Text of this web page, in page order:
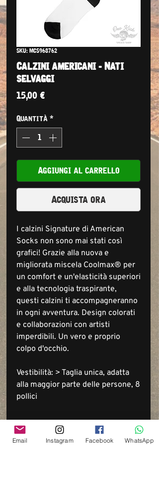
SKU: MCS968762
Calzini americani - Nati
selvaggi
15,00 €Prezzo
Quantità *
Aggiungi al carrello
Acquista ora
I calzini Signature di American
Socks non sono mai stati così
grafici! Grazie alla nuova e
migliorata miscela Coolmax® per
un comfort e un'elasticità superiori
e alla tecnologia traspirante,
questi calzini ti accompagneranno
in ogni avventura. Design colorati
e collaborazioni con artisti
imperdibili. Un vero e proprio
colpo d'occhio.
Vestibilità: > Taglia unica, adatta
alla maggior parte delle persone, 8
pollici
Email Instagram Facebook WhatsApp